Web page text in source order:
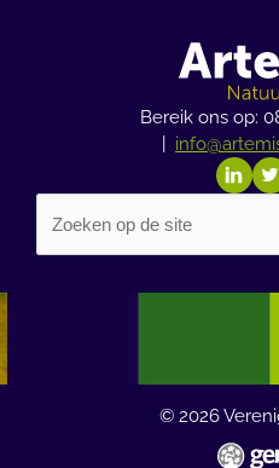
Bereik ons op:
© 2026